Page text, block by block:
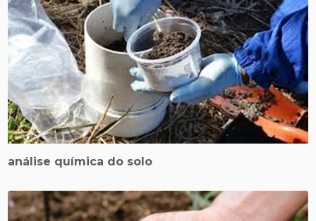
análise química do solo